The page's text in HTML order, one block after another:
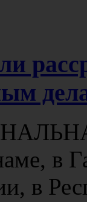
в
в